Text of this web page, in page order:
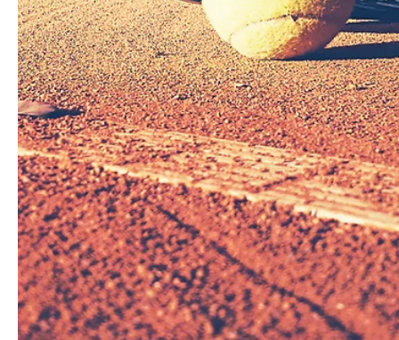
6 juil. 2024 3 min de lecture
Conseil du Dj
Comment Choisir le DJ Parfait pour Votre
Mariage à Paris : Guide et Conseils